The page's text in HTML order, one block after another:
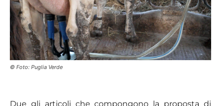
© Foto: Puglia Verde
Due gli articoli che compongono la proposta di